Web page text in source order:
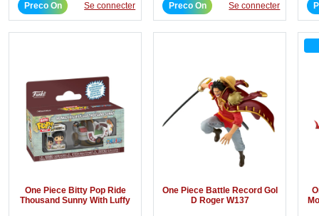
Preco On Se connecter Preco On Se connecter
One Piece Bitty Pop Ride
Thousand Sunny With Luffy
One Piece Battle Record Gol
D Roger W137